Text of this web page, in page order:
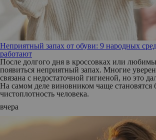
Неприятный запах от обуви: 9 народных
работают
После долгого дня в кроссовках или
появиться неприятный запах. Многие
связана с недостаточной гигиеной, но это
На самом деле виновником чаще становятся
чистоплотность человека.
вчера